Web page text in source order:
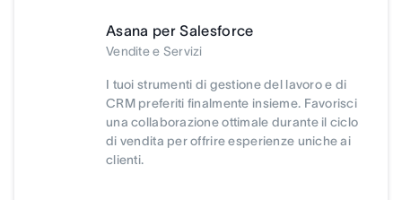
Asana per Salesforce
Vendite e Servizi
I tuoi strumenti di gestione del lavoro e di
CRM preferiti finalmente insieme. Favorisci
una collaborazione ottimale durante il ciclo
di vendita per offrire esperienze uniche ai
clienti.